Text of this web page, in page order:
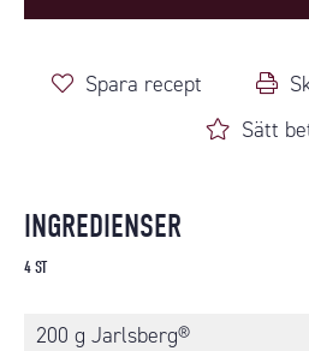
Spara recept
Sätt
INGREDIENSER
4 ST
200 g Jarlsberg®